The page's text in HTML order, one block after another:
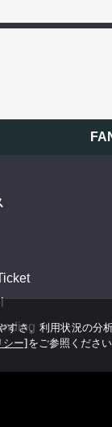
すさ、利用状況の分
シー]をご参照ください